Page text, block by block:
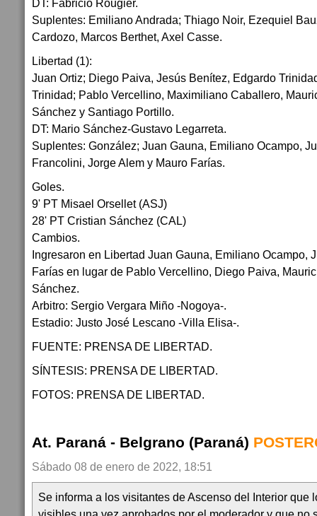
DT: Fabricio Rougier.
Suplentes: Emiliano Andrada; Thiago Noir, Ezequiel
Cardozo, Marcos Berthet, Axel Casse.
Libertad (1):
Juan Ortiz; Diego Paiva, Jesús Benítez, Edgardo
Trinidad; Pablo Vercellino, Maximiliano Caballero,
Sánchez y Santiago Portillo.
DT: Mario Sánchez-Gustavo Legarreta.
Suplentes: González; Juan Gauna, Emiliano Ocampo,
Francolini, Jorge Alem y Mauro Farías.
Goles.
9' PT Misael Orsellet (ASJ)
28' PT Cristian Sánchez (CAL)
Cambios.
Ingresaron en Libertad Juan Gauna, Emiliano Ocampo,
Farías en lugar de Pablo Vercellino, Diego Paiva,
Sánchez.
Arbitro: Sergio Vergara Miño -Nogoya-.
Estadio: Justo José Lescano -Villa Elisa-.
FUENTE: PRENSA DE LIBERTAD.
SÍNTESIS: PRENSA DE LIBERTAD.
FOTOS: PRENSA DE LIBERTAD.
At. Paraná - Belgrano (Paraná)
Sábado 08 de enero de 2022, 18:51
Se informa a los visitantes de Ascenso del Interior que